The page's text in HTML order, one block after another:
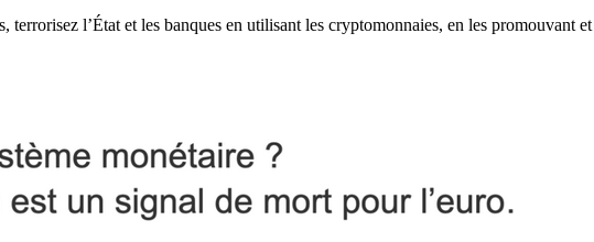
terrorisez l’État et les banques en utilisant les cryptomonnaies, en les promouvant